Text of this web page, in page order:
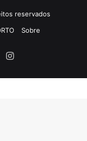
reservados
Sobre
Instagram